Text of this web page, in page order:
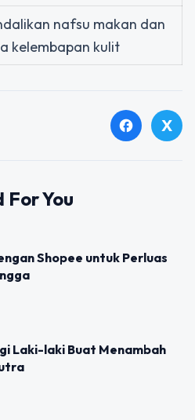
nafsu makan dan
kelembapan kulit
facebook X
For You
Shopee untuk Perluas
Laki-laki Buat Menambah